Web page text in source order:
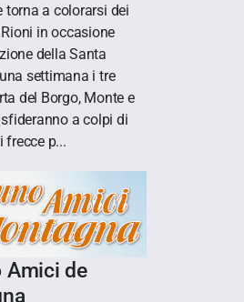
torna a colorarsi dei
in occasione
della Santa
settimana i tre
del Borgo, Monte e
sfideranno a colpi di
frecce p...
Amici de